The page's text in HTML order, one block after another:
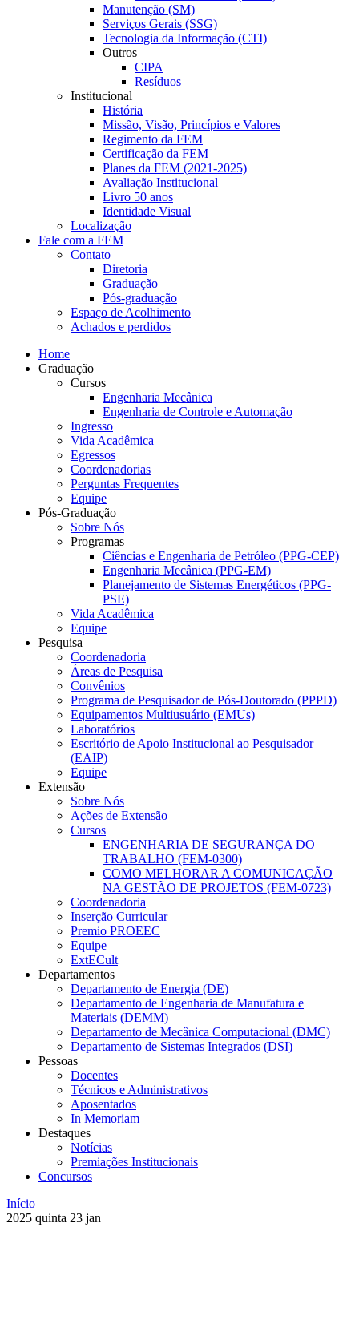
Manutenção (SM)
Serviços Gerais (SSG)
Tecnologia da Informação (CTI)
Outros
CIPA
Resíduos
Institucional
História
Missão, Visão, Princípios e Valores
Regimento da FEM
Certificação da FEM
Planes da FEM (2021-2025)
Avaliação Institucional
Livro 50 anos
Identidade Visual
Localização
Fale com a FEM
Contato
Diretoria
Graduação
Pós-graduação
Espaço de Acolhimento
Achados e perdidos
Home
Graduação
Cursos
Engenharia Mecânica
Engenharia de Controle e Automação
Ingresso
Vida Acadêmica
Egressos
Coordenadorias
Perguntas Frequentes
Equipe
Pós-Graduação
Sobre Nós
Programas
Ciências e Engenharia de Petróleo (PPG-CEP)
Engenharia Mecânica (PPG-EM)
Planejamento de Sistemas Energéticos (PPG-
PSE)
Vida Acadêmica
Equipe
Pesquisa
Coordenadoria
Áreas de Pesquisa
Convênios
Programa de Pesquisador de Pós-Doutorado (PPPD)
Equipamentos Multiusuário (EMUs)
Laboratórios
Escritório de Apoio Institucional ao Pesquisador
(EAIP)
Equipe
Extensão
Sobre Nós
Ações de Extensão
Cursos
ENGENHARIA DE SEGURANÇA DO
TRABALHO (FEM-0300)
COMO MELHORAR A COMUNICAÇÃO
NA GESTÃO DE PROJETOS (FEM-0723)
Coordenadoria
Inserção Curricular
Premio PROEEC
Equipe
ExtECult
Departamentos
Departamento de Energia (DE)
Departamento de Engenharia de Manufatura e
Materiais (DEMM)
Departamento de Mecânica Computacional (DMC)
Departamento de Sistemas Integrados (DSI)
Pessoas
Docentes
Técnicos e Administrativos
Aposentados
In Memoriam
Destaques
Notícias
Premiações Institucionais
Concursos
Início
2025 quinta 23 jan